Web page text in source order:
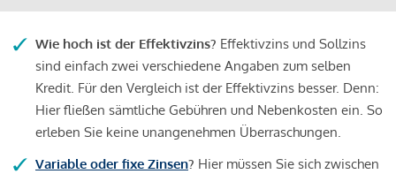
Wie hoch ist der Effektivzins? Effektivzins und Sollzins
sind einfach zwei verschiedene Angaben zum selben
Kredit. Für den Vergleich ist der Effektivzins besser. Denn:
Hier fließen sämtliche Gebühren und Nebenkosten ein. So
erleben Sie keine unangenehmen Überraschungen.
Variable oder fixe Zinsen? Hier müssen Sie sich zwischen